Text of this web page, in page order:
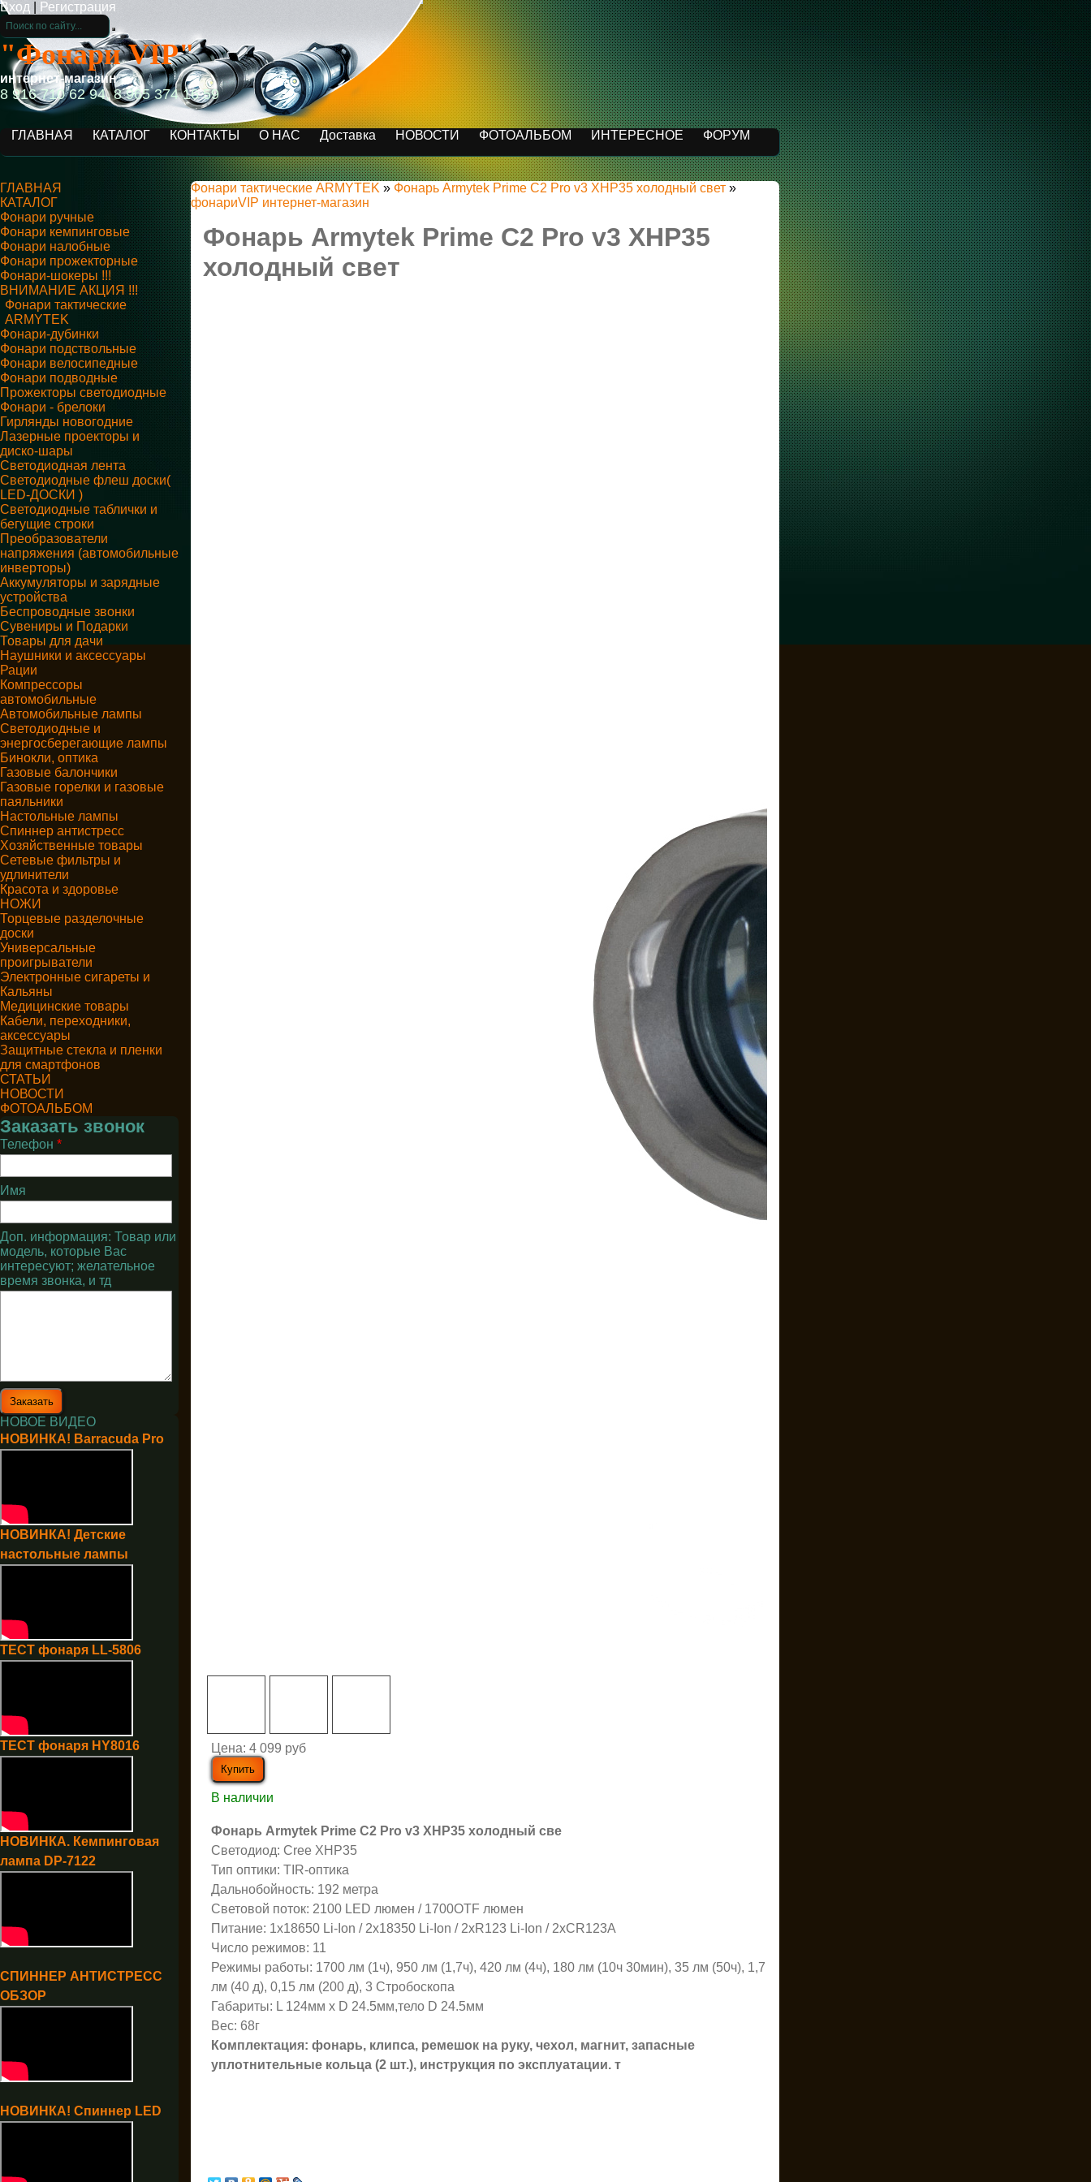
Вход Регистрация
"Фонари VIP"
интернет-магазин
8 916 710 62 94, 8 965 374 16 59
ГЛАВНАЯ КАТАЛОГ КОНТАКТЫ О НАС Доставка НОВОСТИ ФОТОАЛЬБОМ ИНТЕРЕСНОЕ ФОРУМ
ГЛАВНАЯ
КАТАЛОГ
Фонари ручные
Фонари кемпинговые
Фонари налобные
Фонари прожекторные
Фонари-шокеры !!!
ВНИМАНИЕ АКЦИЯ !!!
Фонари тактические
ARMYTEK
Фонари-дубинки
Фонари подствольные
Фонари велосипедные
Фонари подводные
Прожекторы светодиодные
Фонари - брелоки
Гирлянды новогодние
Лазерные проекторы и
диско-шары
Светодиодная лента
Светодиодные флеш доски(
LED-ДОСКИ )
Светодиодные таблички и
бегущие строки
Преобразователи
напряжения (автомобильные
инверторы)
Аккумуляторы и зарядные
устройства
Беспроводные звонки
Сувениры и Подарки
Товары для дачи
Наушники и аксессуары
Рации
Компрессоры
автомобильные
Автомобильные лампы
Светодиодные и
энергосберегающие лампы
Бинокли, оптика
Газовые балончики
Газовые горелки и газовые
паяльники
Настольные лампы
Спиннер антистресс
Хозяйственные товары
Сетевые фильтры и
удлинители
Красота и здоровье
НОЖИ
Торцевые разделочные
доски
Универсальные
проигрыватели
Электронные сигареты и
Кальяны
Медицинские товары
Кабели, переходники,
аксессуары
Защитные стекла и пленки
для смартфонов
СТАТЬИ
НОВОСТИ
ФОТОАЛЬБОМ
Заказать звонок
Телефон *
Имя
Доп. информация: Товар или
модель, которые Вас
интересуют; желательное
время звонка, и тд
НОВОЕ ВИДЕО
НОВИНКА! Barracuda Pro
НОВИНКА! Детские
настольные лампы
ТЕСТ фонаря LL-5806
ТЕСТ фонаря HY8016
НОВИНКА. Кемпинговая
лампа DP-7122
СПИННЕР АНТИСТРЕСС
ОБЗОР
НОВИНКА! Спиннер LED
Фонари тактические ARMYTEK » Фонарь Armytek Prime C2 Pro v3 XHP35 холодный свет »
фонариVIP интернет-магазин
Фонарь Armytek Prime C2 Pro v3 XHP35
холодный свет
Цена: 4 099 руб
В наличии
Фонарь Armytek Prime C2 Pro v3 XHP35 холодный све
Светодиод: Cree XHP35
Тип оптики: TIR-оптика
Дальнобойность: 192 метра
Световой поток: 2100 LED люмен / 1700OTF люмен
Питание: 1x18650 Li-Ion / 2x18350 Li-Ion / 2xR123 Li-Ion / 2xCR123A
Число режимов: 11
Режимы работы: 1700 лм (1ч), 950 лм (1,7ч), 420 лм (4ч), 180 лм (10ч 30мин), 35 лм (50ч), 1,7
лм (40 д), 0,15 лм (200 д), 3 Стробоскопа
Габариты: L 124мм x D 24.5мм,тело D 24.5мм
Вес: 68г
Комплектация: фонарь, клипса, ремешок на руку, чехол, магнит, запасные
уплотнительные кольца (2 шт.), инструкция по эксплуатации. т